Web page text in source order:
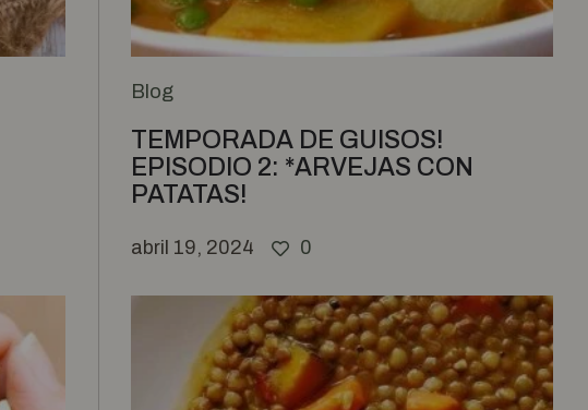
Blog
TEMPORADA DE GUISOS!
EPISODIO 2: *ARVEJAS CON
PATATAS!
abril 19, 2024 0